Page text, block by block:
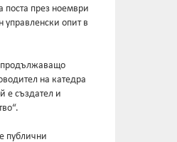
поста през ноември
управленски опит в
продължаващо
на катедра
е създател и
публични